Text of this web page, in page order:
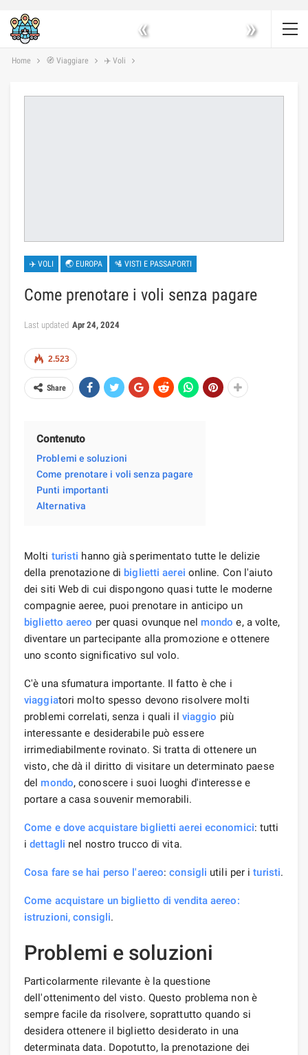
« »
Home 🧭 Viaggiare ✈️ Voli
✈️ VOLI 🌏 EUROPA 🛂 VISTI E PASSAPORTI
Come prenotare i voli senza pagare
Last updated Apr 24, 2024
2.523
Share
Contenuto
Problemi e soluzioni
Come prenotare i voli senza pagare
Punti importanti
Alternativa
Molti turisti hanno già sperimentato tutte le delizie
della prenotazione di biglietti aerei online. Con l'aiuto
dei siti Web di cui dispongono quasi tutte le moderne
compagnie aeree, puoi prenotare in anticipo un
biglietto aereo per quasi ovunque nel mondo e, a volte,
diventare un partecipante alla promozione e ottenere
uno sconto significativo sul volo.
C'è una sfumatura importante. Il fatto è che i
viaggiatori molto spesso devono risolvere molti
problemi correlati, senza i quali il viaggio più
interessante e desiderabile può essere
irrimediabilmente rovinato. Si tratta di ottenere un
visto, che dà il diritto di visitare un determinato paese
del mondo, conoscere i suoi luoghi d'interesse e
portare a casa souvenir memorabili.
Come e dove acquistare biglietti aerei economici: tutti
idettagli nel nostro trucco di vita.
Cosa fare se hai perso l'aereo:consigli utili per ituristi.
Come acquistare un biglietto di vendita aereo:
istruzioni, consigli.
Problemi e soluzioni
Particolarmente rilevante è la questione
dell'ottenimento del visto. Questo problema non è
sempre facile da risolvere, soprattutto quando si
desidera ottenere il biglietto desiderato in una
determinata data. Dopotutto, la prenotazione dei